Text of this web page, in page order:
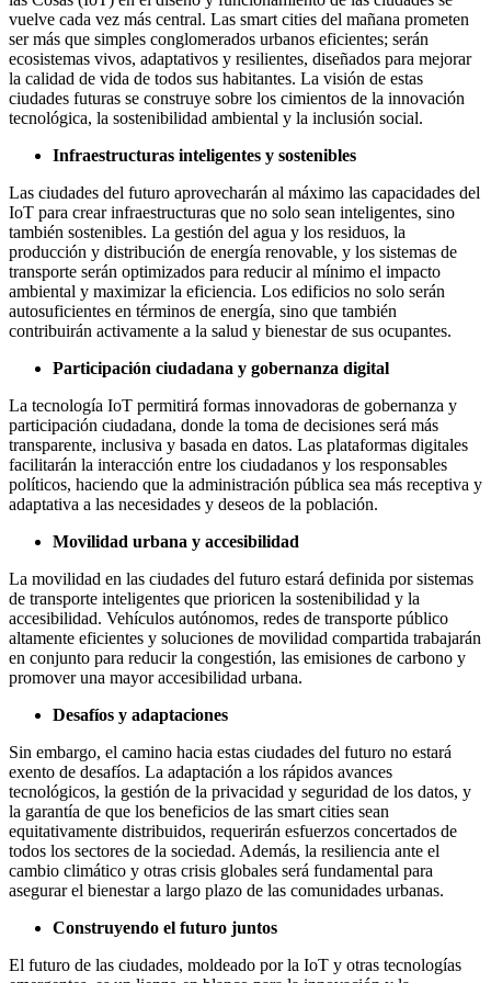
vuelve cada vez más central. Las smart cities del mañana prometen
ser más que simples conglomerados urbanos eficientes; serán
ecosistemas vivos, adaptativos y resilientes, diseñados para mejorar
la calidad de vida de todos sus habitantes. La visión de estas
ciudades futuras se construye sobre los cimientos de la innovación
tecnológica, la sostenibilidad ambiental y la inclusión social.
Infraestructuras inteligentes y sostenibles
Las ciudades del futuro aprovecharán al máximo las capacidades del
IoT para crear infraestructuras que no solo sean inteligentes, sino
también sostenibles. La gestión del agua y los residuos, la
producción y distribución de energía renovable, y los sistemas de
transporte serán optimizados para reducir al mínimo el impacto
ambiental y maximizar la eficiencia. Los edificios no solo serán
autosuficientes en términos de energía, sino que también
contribuirán activamente a la salud y bienestar de sus ocupantes.
Participación ciudadana y gobernanza digital
La tecnología IoT permitirá formas innovadoras de gobernanza y
participación ciudadana, donde la toma de decisiones será más
transparente, inclusiva y basada en datos. Las plataformas digitales
facilitarán la interacción entre los ciudadanos y los responsables
políticos, haciendo que la administración pública sea más receptiva y
adaptativa a las necesidades y deseos de la población.
Movilidad urbana y accesibilidad
La movilidad en las ciudades del futuro estará definida por sistemas
de transporte inteligentes que prioricen la sostenibilidad y la
accesibilidad. Vehículos autónomos, redes de transporte público
altamente eficientes y soluciones de movilidad compartida trabajarán
en conjunto para reducir la congestión, las emisiones de carbono y
promover una mayor accesibilidad urbana.
Desafíos y adaptaciones
Sin embargo, el camino hacia estas ciudades del futuro no estará
exento de desafíos. La adaptación a los rápidos avances
tecnológicos, la gestión de la privacidad y seguridad de los datos, y
la garantía de que los beneficios de las smart cities sean
equitativamente distribuidos, requerirán esfuerzos concertados de
todos los sectores de la sociedad. Además, la resiliencia ante el
cambio climático y otras crisis globales será fundamental para
asegurar el bienestar a largo plazo de las comunidades urbanas.
Construyendo el futuro juntos
El futuro de las ciudades, moldeado por la IoT y otras tecnologías